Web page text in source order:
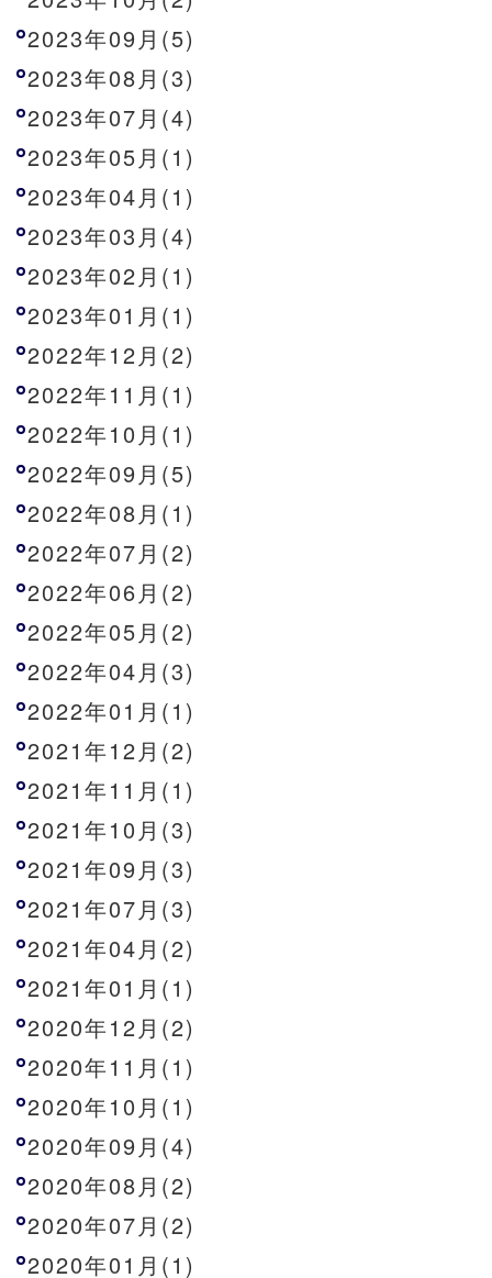
2023年09月(5)
2023年08月(3)
2023年07月(4)
2023年05月(1)
2023年04月(1)
2023年03月(4)
2023年02月(1)
2023年01月(1)
2022年12月(2)
2022年11月(1)
2022年10月(1)
2022年09月(5)
2022年08月(1)
2022年07月(2)
2022年06月(2)
2022年05月(2)
2022年04月(3)
2022年01月(1)
2021年12月(2)
2021年11月(1)
2021年10月(3)
2021年09月(3)
2021年07月(3)
2021年04月(2)
2021年01月(1)
2020年12月(2)
2020年11月(1)
2020年10月(1)
2020年09月(4)
2020年08月(2)
2020年07月(2)
2020年01月(1)